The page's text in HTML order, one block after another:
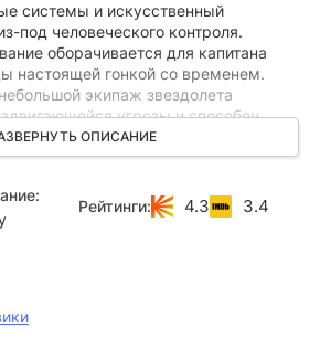
системы и искусственный
под человеческого контроля.
оборачивается для капитана
настоящей гонкой со временем.
экипаж звездолета
угрозы и способен
уничтожение цивилизации.
неравной битве, экипажу
абсурдную и парадоксальную логику
Им нужно найти нестандартный
мышления, стоящие за
тот единственный ключ,
от неминуемого апокалипсиса.
ОПИСАНИЕ
Рейтинги: 4.3 3.4